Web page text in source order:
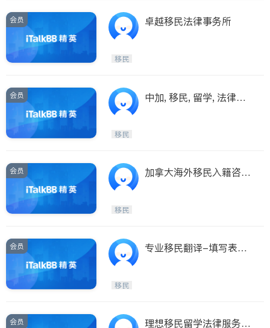
会员 卓越移民法律事务所
移民
会员
中加, 移民, 留学, 法律服
移民
会员
加拿大海外移民入籍咨询
移民
会员
专业移民翻译-填写表
移民
会员
理想移民留学法律服务中